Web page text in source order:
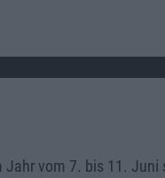
Jahr vom 7. bis 11.